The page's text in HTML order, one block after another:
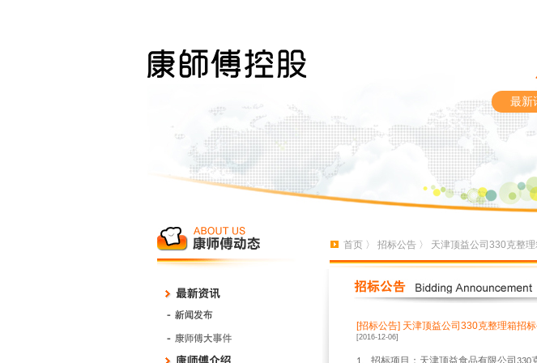
最新
首页 〉 招标公告 〉 天津顶益公司330克整
[招标公告] 天津顶益公司330克整理箱招
[2016-12-06]
、招标项目：天津顶益食品有限公司